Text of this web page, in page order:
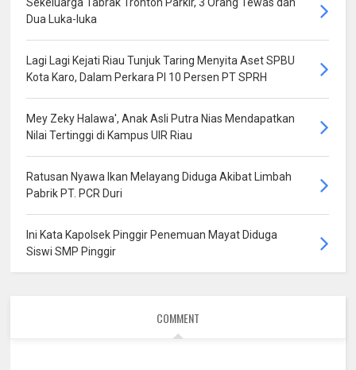
Dua Luka-luka
Lagi Lagi Kejati Riau Tunjuk Taring Menyita Aset SPBU
Kota Karo, Dalam Perkara PI 10 Persen PT SPRH
Mey Zeky Halawa', Anak Asli Putra Nias Mendapatkan
Nilai Tertinggi di Kampus UIR Riau
Ratusan Nyawa Ikan Melayang Diduga Akibat Limbah
Pabrik PT. PCR Duri
Ini Kata Kapolsek Pinggir Penemuan Mayat Diduga
Siswi SMP Pinggir
COMMENT